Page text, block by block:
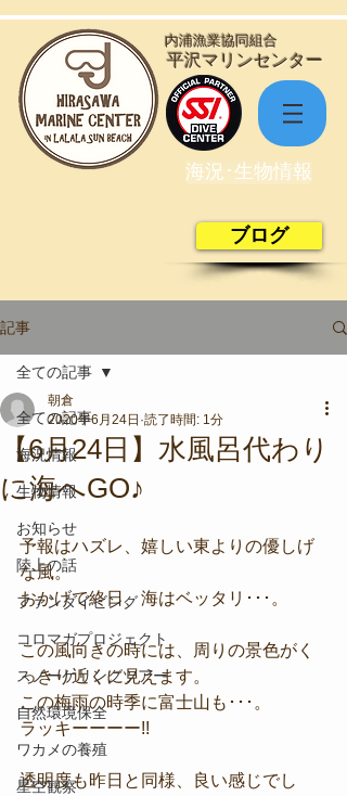
​平沢マリンセンター
​内浦漁業協同組合
海況･生物情報
ブログ
記事
全ての記事
海況情報
生物情報
お知らせ
陸上の話
ファンダイビング
コロマガプロジェクト
スノーケリングツアー
自然環境保全
ワカメの養殖
星空観察
全ての記事
【6月24日】水風呂代わり
に海へGO♪
朝倉
2020年6月24日 読了時間: 1分
予報はハズレ、嬉しい東よりの優しげ
な風。
おかげで終日、海はベッタリ･･･。
この風向きの時には、周りの景色がく
っきり近くに見えます。
この梅雨の時季に富士山も･･･。
ラッキーーーー!!
透明度も昨日と同様、良い感じでし